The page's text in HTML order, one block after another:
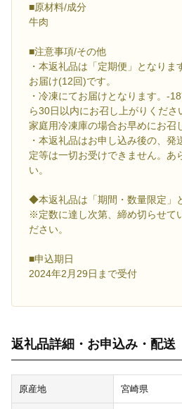
■原材料/成分
牛肉
■注意事項/その他
・本返礼品は「定期便」となりま
お届け(12回)です。
・冷凍にてお届けとなります。-
ら30日以内にお召し上がりくださ
家庭用冷凍庫の場合お早めにお召
・本返礼品はお申し込み後の、
定等は一切お受けできません。あ
い。
◆本返礼品は「期間・数量限定」
※定数に達し次第、締め切らせて
ださい。
■申込期日
2024年2月29日まで受付
返礼品詳細・お申込み・配送
原産地 宮崎県